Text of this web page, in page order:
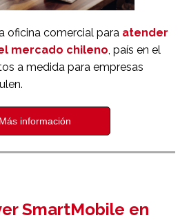
oficina comercial para atender
mercado chileno, país en el
a medida para empresas
Más información
SmartMobile en